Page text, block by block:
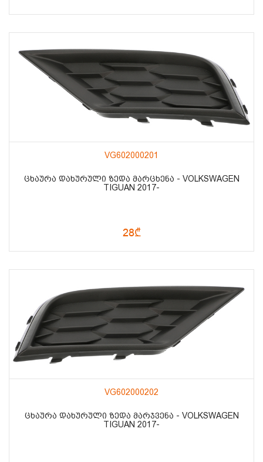
VG602000201
ᲪᲮᲐᲣᲠᲐ ᲓᲐᲮᲣᲠᲣᲚᲘ ᲖᲔᲓᲐ ᲛᲐᲠᲪᲮᲔᲜᲐ - VOLKSWAGEN
TIGUAN 2017-
28₾
VG602000202
ᲪᲮᲐᲣᲠᲐ ᲓᲐᲮᲣᲠᲣᲚᲘ ᲖᲔᲓᲐ ᲛᲐᲠᲯᲕᲔᲜᲐ - VOLKSWAGEN
TIGUAN 2017-